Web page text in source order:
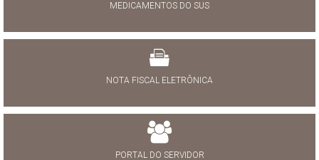
MEDICAMENTOS DO SUS
NOTA FISCAL ELETRÔNICA
PORTAL DO SERVIDOR